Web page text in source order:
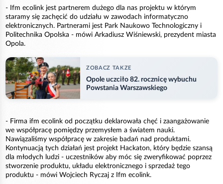
- Ifm ecolink jest partnerem dużego dla nas projektu w którym
staramy się zachęcić do udziału w zawodach informatyczno
elektronicznych. Partnerami jest Park Naukowo Technologiczny i
Politechnika Opolska - mówi Arkadiusz Wiśniewski, prezydent miasta
Opola.
ZOBACZ TAKZE
Opole uczciło 82. rocznicę wybuchu
Powstania Warszawskiego
- Firma ifm ecolink od początku deklarowała chęć i zaangażowanie
we współpracę pomiędzy przemysłem a światem nauki.
Nawiązaliśmy współpracę w zakresie badań nad produktami.
Kontynuacją tych działań jest projekt Hackaton, który będzie szansą
dla młodych ludzi - uczestników aby móc się zweryfikować poprzez
stworzenie produktu, układu elektronicznego i sprzedaż tego
produktu - mówi Wojciech Ryczaj z Ifm ecolink.